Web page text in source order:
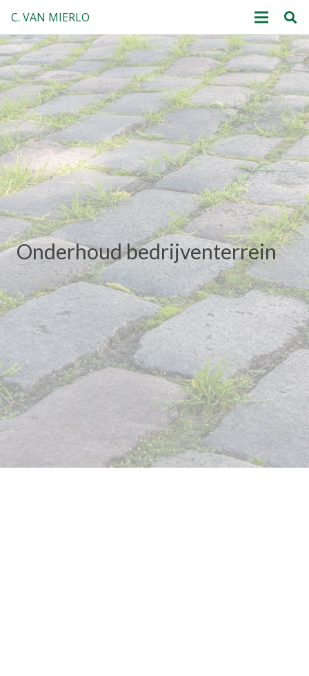
C. VAN MIERLO
Onderhoud bedrijventerrein